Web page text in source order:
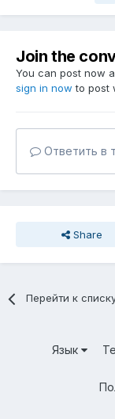
Join the
You can post now
sign in now to post
Ответить в
Share
Перейти к
Язык